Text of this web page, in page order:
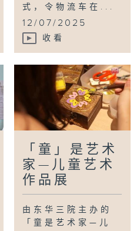
式，令物流车在...
12/07/2025
收看
「童」是艺术
家—儿童艺术
作品展
由东华三院主办的
「童是艺术家—儿